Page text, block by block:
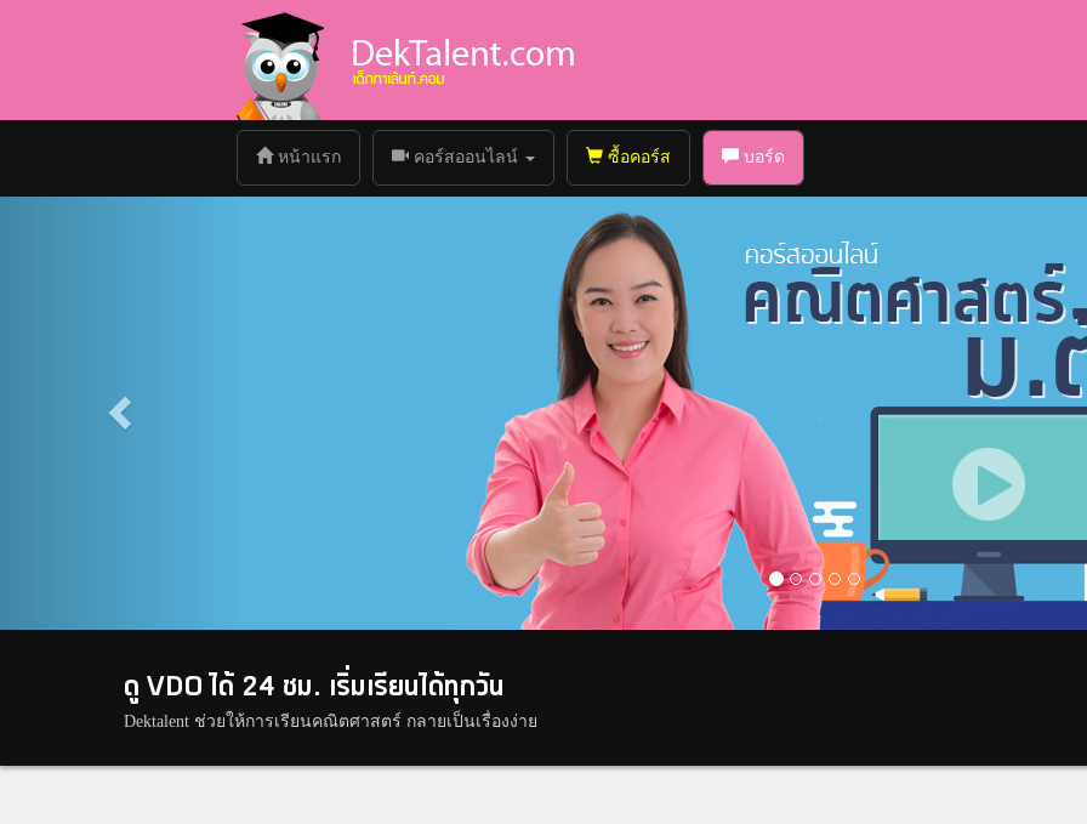
หน้าแรก(current) คอร์สออนไลน์ ซื้อคอร์ส บอร์ด
ดู VDO ได้ 24 ชม. เริ่มเรียนได้ทุกวัน
Dektalent ช่วยให้การเรียนคณิตศาสตร์ กลายเป็นเรื่องง่าย